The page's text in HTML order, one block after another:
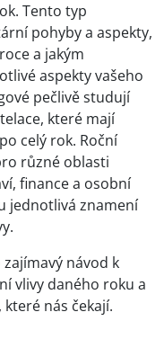
Tento typ
pohyby a aspekty,
a jakým
aspekty vašeho
pečlivě studují
které mají
celý rok. Roční
různé oblasti
finance a osobní
jednotlivá znamení
návod k
vlivy daného roku a
nás čekají.